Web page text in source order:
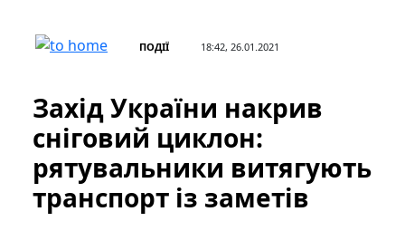
ПОДІЇ 18:42, 26.01.2021
Захід України накрив
сніговий циклон:
рятувальники витягують
транспорт із заметів